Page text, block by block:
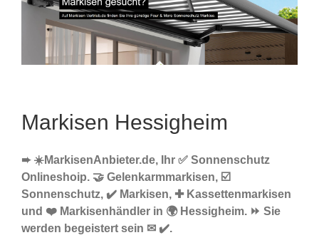
Markisen Hessigheim
➨ ☀️MarkisenAnbieter.de, Ihr ✅ Sonnenschutz
Onlineshoip. 🤝 Gelenkarmmarkisen, ☑️
Sonnenschutz, ✔️ Markisen, ✚ Kassettenmarkisen
und ❤️ Markisenhändler in 🌍 Hessigheim. ⏩ Sie
werden begeistert sein ✉ ✔️.